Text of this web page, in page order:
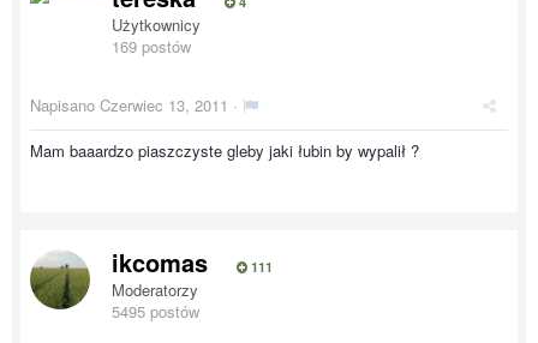
Użytkownicy
169 postów
Napisano Czerwiec 13, 2011 ·
Mam baaardzo piaszczyste gleby jaki łubin by wypalił ?
ikcomas 111
Moderatorzy
5495 postów